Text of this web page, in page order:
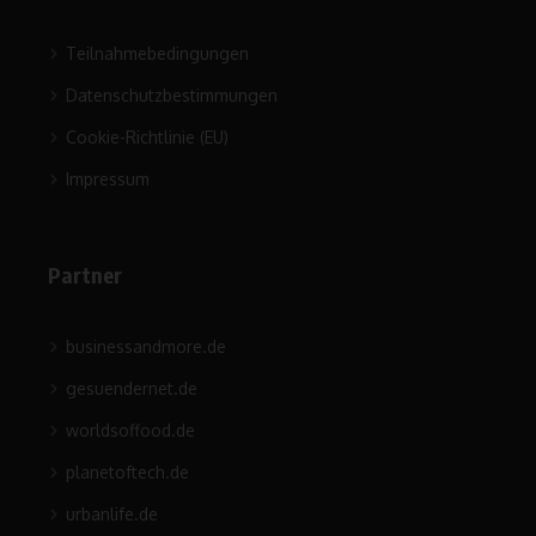
Teilnahmebedingungen
Datenschutzbestimmungen
Cookie-Richtlinie (EU)
Impressum
Partner
businessandmore.de
gesuendernet.de
worldsoffood.de
planetoftech.de
urbanlife.de